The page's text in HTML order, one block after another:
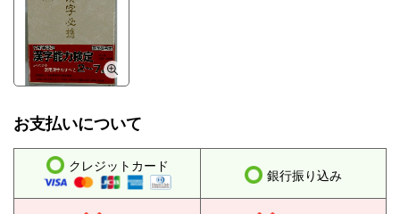
お支払いについて
クレジットカード
銀行振り込み